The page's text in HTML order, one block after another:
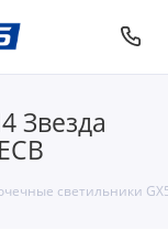
Звезда
светильники